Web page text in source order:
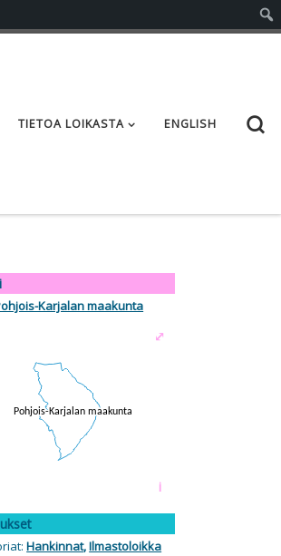
TIETOA LOIKASTA ENGLISH
Karjalan maakunta
i
⤢
Hankinnat,Ilmastoloikka